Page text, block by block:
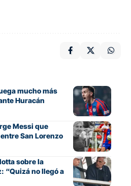
mucho más
Huracán
Messi que
San Lorenzo
sobre la
“Quizá no llegó a